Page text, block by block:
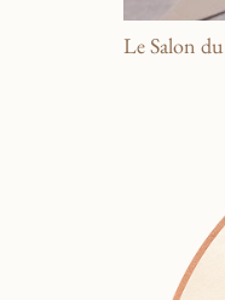
Le Salon